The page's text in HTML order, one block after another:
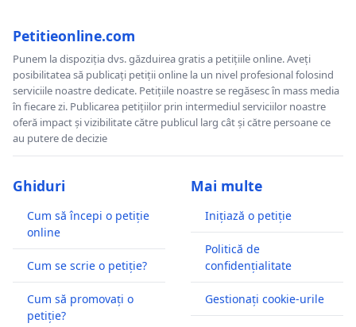
Petitieonline.com
Punem la dispoziția dvs. găzduirea gratis a petițiile online. Aveți
posibilitatea să publicați petiții online la un nivel profesional folosind
serviciile noastre dedicate. Petițiile noastre se regăsesc în mass media
în fiecare zi. Publicarea petițiilor prin intermediul serviciilor noastre
oferă impact și vizibilitate către publicul larg cât și către persoane ce
au putere de decizie
Ghiduri
Cum să începi o petiție
online
Cum se scrie o petiție?
Cum să promovați o
petiție?
Mai multe
Inițiază o petiție
Politică de
confidențialitate
Gestionați cookie-urile